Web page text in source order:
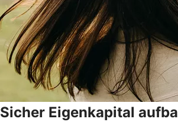
Sicher Eigenkapital